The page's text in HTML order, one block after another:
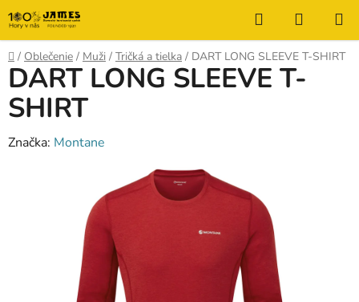
Prejsť
na
obsah
Hľadať
KOŠÍK
Domov
/ Oblečenie / Muži / Tričká a tielka / DART LONG SLEEVE T-SHIRT
DART LONG SLEEVE T-
SHIRT
Značka: Montane